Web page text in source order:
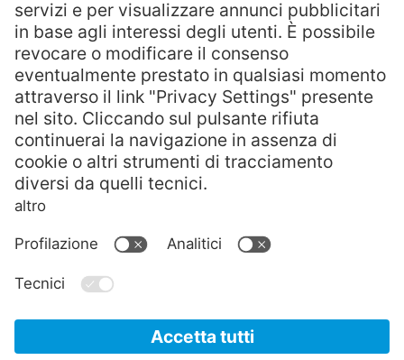
informativa privacye acconsento al
trattamento dei dati finalizzato anche alla
ricezione di comunicazioni relative a news,
prodotti, servizi ed eventi.
Facendo clic sul pulsante qui sotto, si consente
a Trentino Sviluppo di archiviare e utilizzare le
informazioni come indicato nella
al solo fine di fornire il servizio richiesto.